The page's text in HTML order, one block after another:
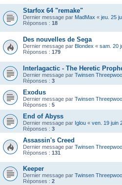
Starfox 64 "remake"
Dernier message par MadMax « jeu. 25
Réponses : 18
Des nouvelles de Sega
Dernier message par Blondex « sam. 20
Réponses : 179
Interlagactic - The Heretic
Dernier message par Twinsen
Réponses : 3
Exodus
Dernier message par Twinsen
Réponses : 5
End of Abyss
Dernier message par Iglou « ven. 19 juin
Réponses : 3
Assassin's Creed
Dernier message par Twinsen
Réponses : 131
Keeper
Dernier message par Twinsen
Réponses : 2